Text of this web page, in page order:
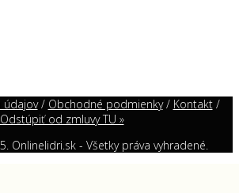
Instagramu a získavať
údajov/ Obchodné podmienky/ Kontakt/
Odstúpiť od zmluvy TU »
Onlinelidri.sk - Všetky práva vyhradené.